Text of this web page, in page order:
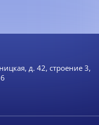
д. 42, строение 3,